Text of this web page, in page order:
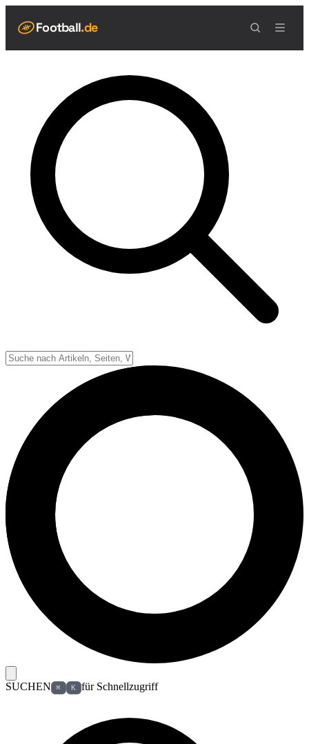
Football.de
Live Scores
Spielplan
Teams
Tabelle
Football Regeln
Punkte & Scoring
Strafen & Fouls
Schiedsrichter
Football Lexikon
SUCHEN ⌘ K für Schnellzugriff